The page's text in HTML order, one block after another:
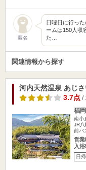
匿名
日曜日に行っ
ームは150人収
た…
関連情報から探す
河内天然温泉 あじさ
3.7点/
福
南小
JR八
前バ
営
入
日